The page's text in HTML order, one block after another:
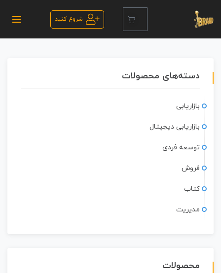
شروع کنید
دسته‌های محصولات
بازاریابی
بازاریابی دیجیتال
توسعه فردی
فروش
کتاب
مدیریت
محصولات